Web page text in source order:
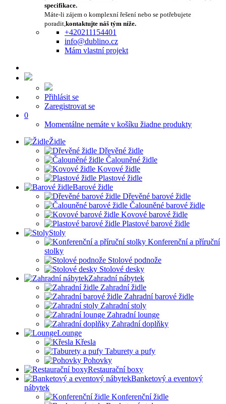
specifikace.
Máte-li zájem o komplexní řešení nebo se potřebujete
poradit,kontaktujte náš tým níže.
+420211154401
info@dublino.cz
Mám vlastní projekt
Přihlásit se
Zaregistrovat se
0
Momentálne nemáte v košíku žiadne produkty
Židle
Dřevěné židle
Čalouněné židle
Kovové židle
Plastové židle
Barové židle
Dřevěné barové židle
Čalouněné barové židle
Kovové barové židle
Plastové barové židle
Stoly
Konferenční a příruční
stolky
Stolové podnože
Stolové desky
Zahradní nábytek
Zahradní židle
Zahradní barové židle
Zahradní stoly
Zahradní lounge
Zahradní doplňky
Lounge
Křesla
Taburety a pufy
Pohovky
Restaurační boxy
Banketový a eventový
nábytek
Konferenční židle